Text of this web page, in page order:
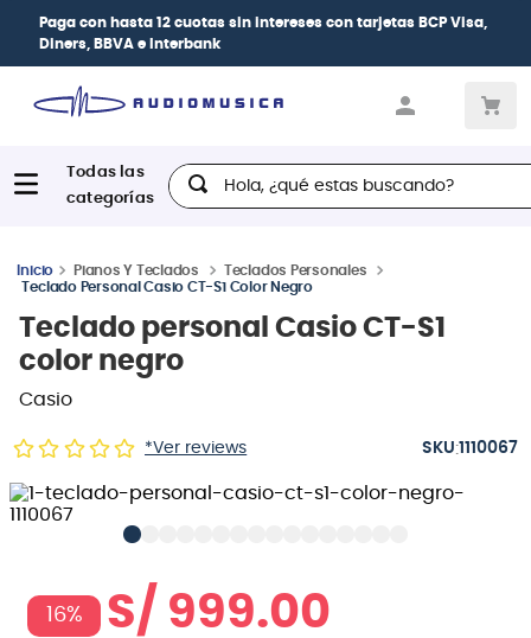
hasta 12 cuotas sin interesescon tarjetasBCP Visa,
BBVA e Interbank
Hola, ¿qué estas buscando?
Pianos Y Teclados
Teclados Personales
Teclado Personal Casio CT-S1 Color Negro
Teclado personal Casio CT-S1
color negro
Casio
*Ver reviews :1110067
16% S/ 999.00